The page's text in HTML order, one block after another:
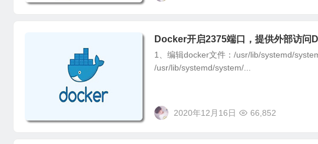
Docker开启2375端口，提供外部访问
1、编辑docker文件：/usr/lib/systemd/
/usr/lib/systemd/system/...
2020年12月16日 66,852